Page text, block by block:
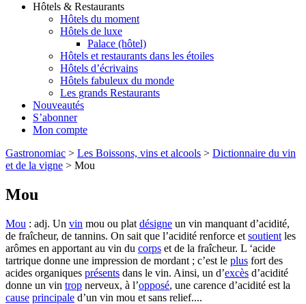
Hôtels & Restaurants
Hôtels du moment
Hôtels de luxe
Palace (hôtel)
Hôtels et restaurants dans les étoiles
Hôtels d’écrivains
Hôtels fabuleux du monde
Les grands Restaurants
Nouveautés
S’abonner
Mon compte
Gastronomiac > Les Boissons, vins et alcools > Dictionnaire du vin
et de la vigne > Mou
Mou
Mou : adj. Un vin mou ou plat désigne un vin manquant d’acidité,
de fraîcheur, de tannins. On sait que l’acidité renforce et soutient les
arômes en apportant au vin du corps et de la fraîcheur. L ‘acide
tartrique donne une impression de mordant ; c’est le plus fort des
acides organiques présents dans le vin. Ainsi, un d’excès d’acidité
donne un vin trop nerveux, à l’opposé, une carence d’acidité est la
cause principale d’un vin mou et sans relief....